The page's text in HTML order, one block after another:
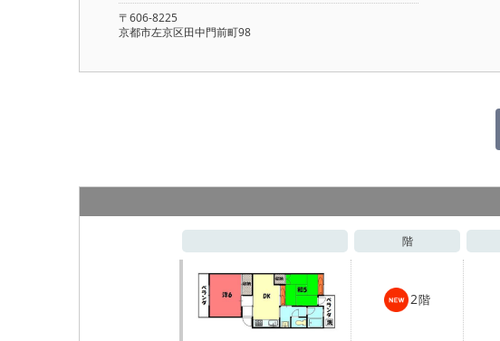
〒606-8225
京都市左京区田中門前町98
階
2階